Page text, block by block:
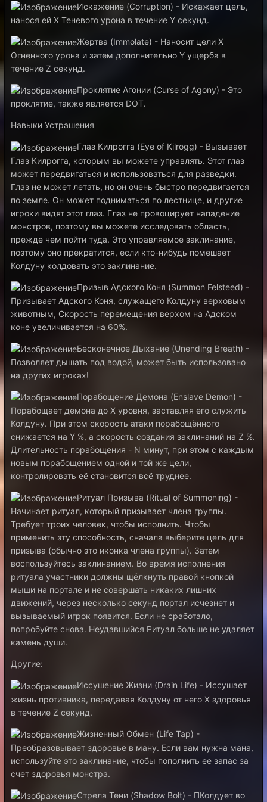
Искажение (Corruption) - Искажает цель,
нанося ей X Теневого урона в течение Y секунд.
Жертва (Immolate) - Наносит цели X
Огненного урона и затем дополнительно Y ущерба в
течение Z секунд.
Проклятие Агонии (Curse of Agony) - Это
проклятие, также является DOT.
Навыки Устрашения
Глаз Килрогга (Eye of Kilrogg) - Вызывает
Глаз Килрогга, которым вы можете управлять. Этот глаз
может передвигаться и использоваться для разведки.
Глаз не может летать, но он очень быстро передвигается
по земле. Он может подниматься по лестнице, и другие
игроки видят этот глаз. Глаз не провоцирует нападение
монстров, поэтому вы можете исследовать область,
прежде чем пойти туда. Это управляемое заклинание,
поэтому оно прекратится, если кто-нибудь помешает
Колдуну колдовать это заклинание.
Призыв Адского Коня (Summon Felsteed) -
Призывает Адского Коня, служащего Колдуну верховым
животным, Скорость перемещения верхом на Адском
коне увеличивается на 60%.
Бесконечное Дыхание (Unending Breath) -
Позволяет дышать под водой, может быть использовано
на других игроках!
Порабощение Демона (Enslave Demon) -
Порабощает демона до X уровня, заставляя его служить
Колдуну. При этом скорость атаки порабощённого
снижается на Y %, а скорость создания заклинаний на Z %.
Длительность порабощения - N минут, при этом с каждым
новым порабощением одной и той же цели,
контролировать её становится всё труднее.
Ритуал Призыва (Ritual of Summoning) -
Начинает ритуал, который призывает члена группы.
Требует троих человек, чтобы исполнить. Чтобы
применить эту способность, сначала выберите цель для
призыва (обычно это иконка члена группы). Затем
воспользуйтесь заклинанием. Во время исполнения
ритуала участники должны щёлкнуть правой кнопкой
мыши на портале и не совершать никаких лишних
движений, через несколько секунд портал исчезнет и
вызываемый игрок появится. Если не сработало,
попробуйте снова. Неудавшийся Ритуал больше не удаляет
камень души.
Другие:
Иссушение Жизни (Drain Life) - Иссушает
жизнь противника, передавая Колдуну от него X здоровья
в течение Z секунд.
Жизненный Обмен (Life Tap) -
Преобразовывает здоровье в ману. Если вам нужна мана,
используйте это заклинание, чтобы пополнить ее запас за
счет здоровья монстра.
Стрела Тени (Shadow Bolt) - ПКолдует во